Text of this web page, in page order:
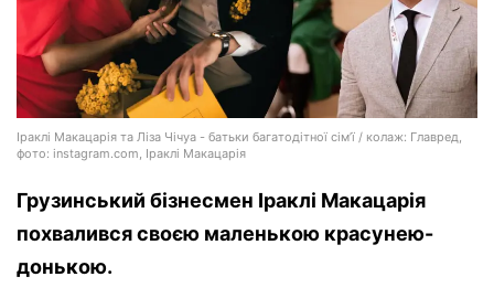
Іраклі Макацарія та Ліза Чічуа - батьки багатодітної сім’ї / колаж: Главред,
фото: instagram.com, Іраклі Макацарія
Грузинський бізнесмен Іраклі Макацарія
похвалився своєю маленькою красунею-
донькою.